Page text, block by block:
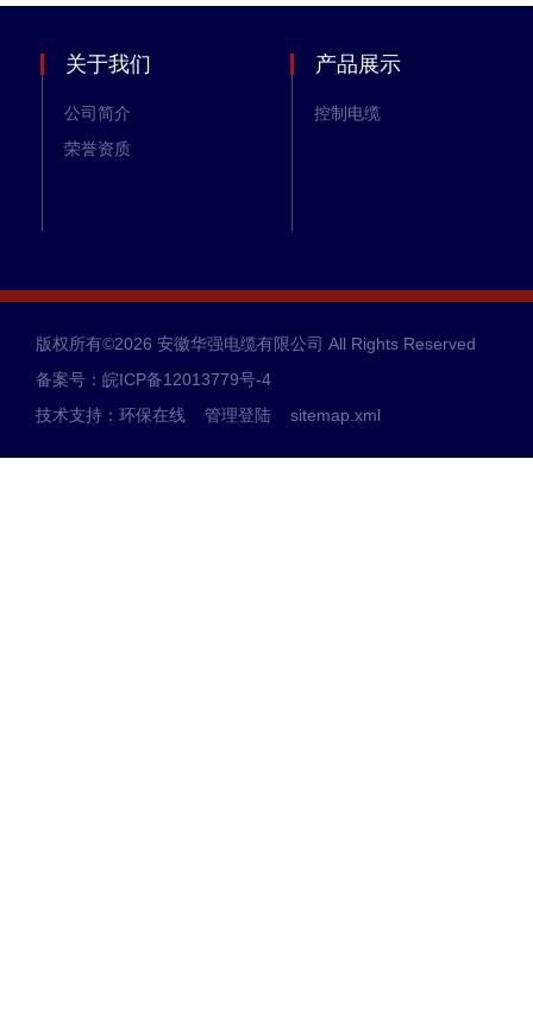
关于我们
公司简介
荣誉资质
产品展示
控制电缆
版权所有©2026 安徽华强电缆有限公司 All Rights Reserved
备案号：皖ICP备12013779号-4
技术支持： 环保在线 管理登陆 sitemap.xml